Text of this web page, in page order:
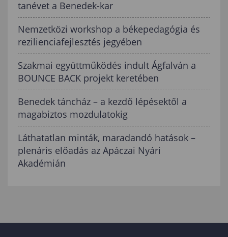
tanévet a Benedek-kar
Nemzetközi workshop a békepedagógia és
rezilienciafejlesztés jegyében
Szakmai együttműködés indult Ágfalván a
BOUNCE BACK projekt keretében
Benedek táncház – a kezdő lépésektől a
magabiztos mozdulatokig
Láthatatlan minták, maradandó hatások –
plenáris előadás az Apáczai Nyári
Akadémián